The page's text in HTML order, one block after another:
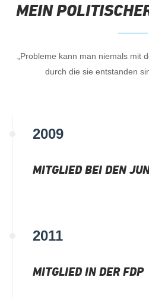
MEIN
„Probleme kann man niemals mit
durch die sie entstanden
2009
MITGLIED BEI DEN
2011
MITGLIED IN DER FDP